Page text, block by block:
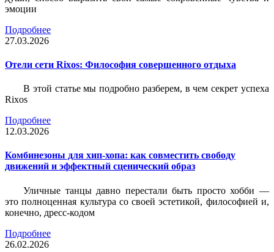
эмоции
Подробнее
27.03.2026
Отели сети Rixos: Философия совершенного отдыха
В этой статье мы подробно разберем, в чем секрет успеха
Rixos
Подробнее
12.03.2026
Комбинезоны для хип-хопа: как совместить свободу
движений и эффектный сценический образ
Уличные танцы давно перестали быть просто хобби —
это полноценная культура со своей эстетикой, философией и,
конечно, дресс-кодом
Подробнее
26.02.2026